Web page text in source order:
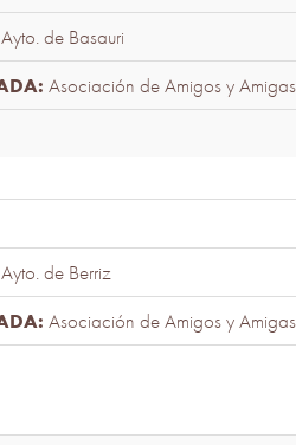
Ayto. de Basauri
Asociación de Amigos y
Ayto. de Berriz
Asociación de Amigos y